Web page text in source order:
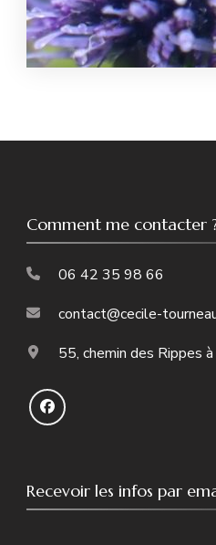
Comment me contacter
06 42 35 98 66
contact@cecile-
55, chemin des Rippes
Recevoir les infos par